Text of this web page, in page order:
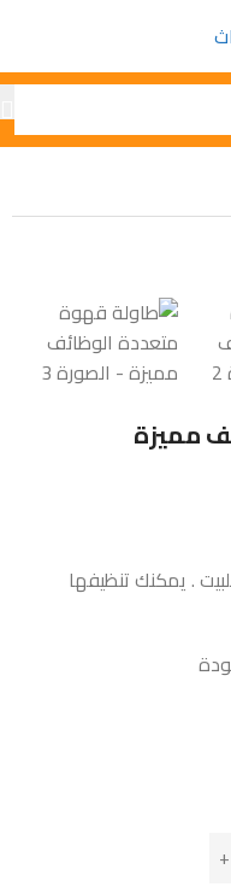
مميزة
. يمكنك تنظيفها